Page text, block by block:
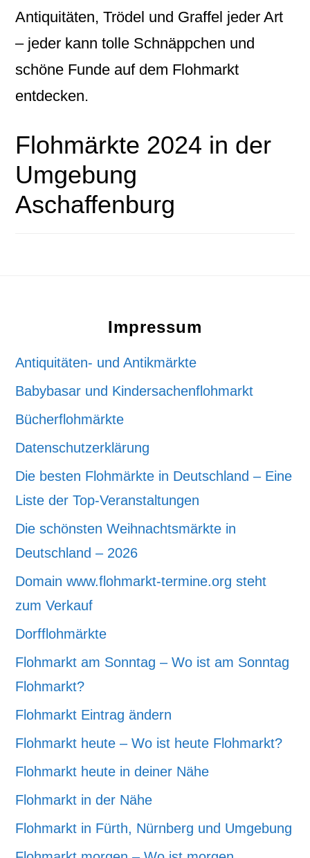
Antiquitäten, Trödel und Graffel jeder Art
– jeder kann tolle Schnäppchen und
schöne Funde auf dem Flohmarkt
entdecken.
Flohmärkte 2024 in der
Umgebung
Aschaffenburg
Impressum
Antiquitäten- und Antikmärkte
Babybasar und Kindersachenflohmarkt
Bücherflohmärkte
Datenschutzerklärung
Die besten Flohmärkte in Deutschland – Eine
Liste der Top-Veranstaltungen
Die schönsten Weihnachtsmärkte in
Deutschland – 2026
Domain www.flohmarkt-termine.org steht
zum Verkauf
Dorfflohmärkte
Flohmarkt am Sonntag – Wo ist am Sonntag
Flohmarkt?
Flohmarkt Eintrag ändern
Flohmarkt heute – Wo ist heute Flohmarkt?
Flohmarkt heute in deiner Nähe
Flohmarkt in der Nähe
Flohmarkt in Fürth, Nürnberg und Umgebung